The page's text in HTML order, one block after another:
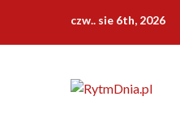
treści
czw.. sie 6th, 2026